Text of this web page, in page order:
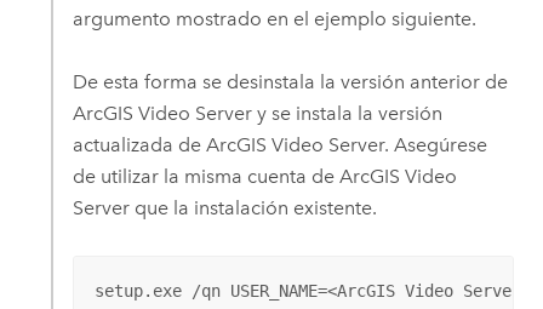
argumento mostrado en el ejemplo siguiente.
De esta forma se desinstala la versión anterior de
ArcGIS Video Servery se instala la versión
actualizada de ArcGIS Video Server. Asegúrese
de utilizar la misma cuenta de ArcGIS Video
Serverque la instalación existente.
setup.exe /qn USER_NAME=<ArcGIS Video Server